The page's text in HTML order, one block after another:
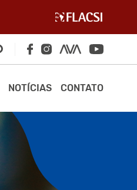
NOTÍCIAS CONTATO